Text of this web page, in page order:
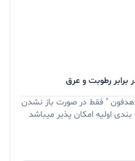
برابر رطوبت و عرق
هدفون " فقط در صورت باز نشدن
اولیه امکان پذیر میباشد